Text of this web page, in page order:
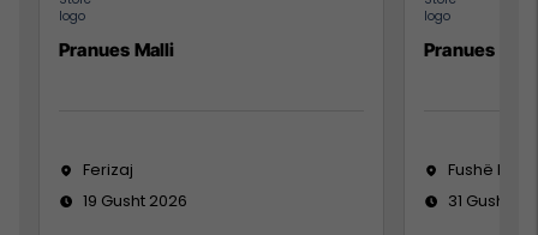
Pranues Malli
Ferizaj
19 Gusht 2026
Pranues
Fushë
31 Gusht